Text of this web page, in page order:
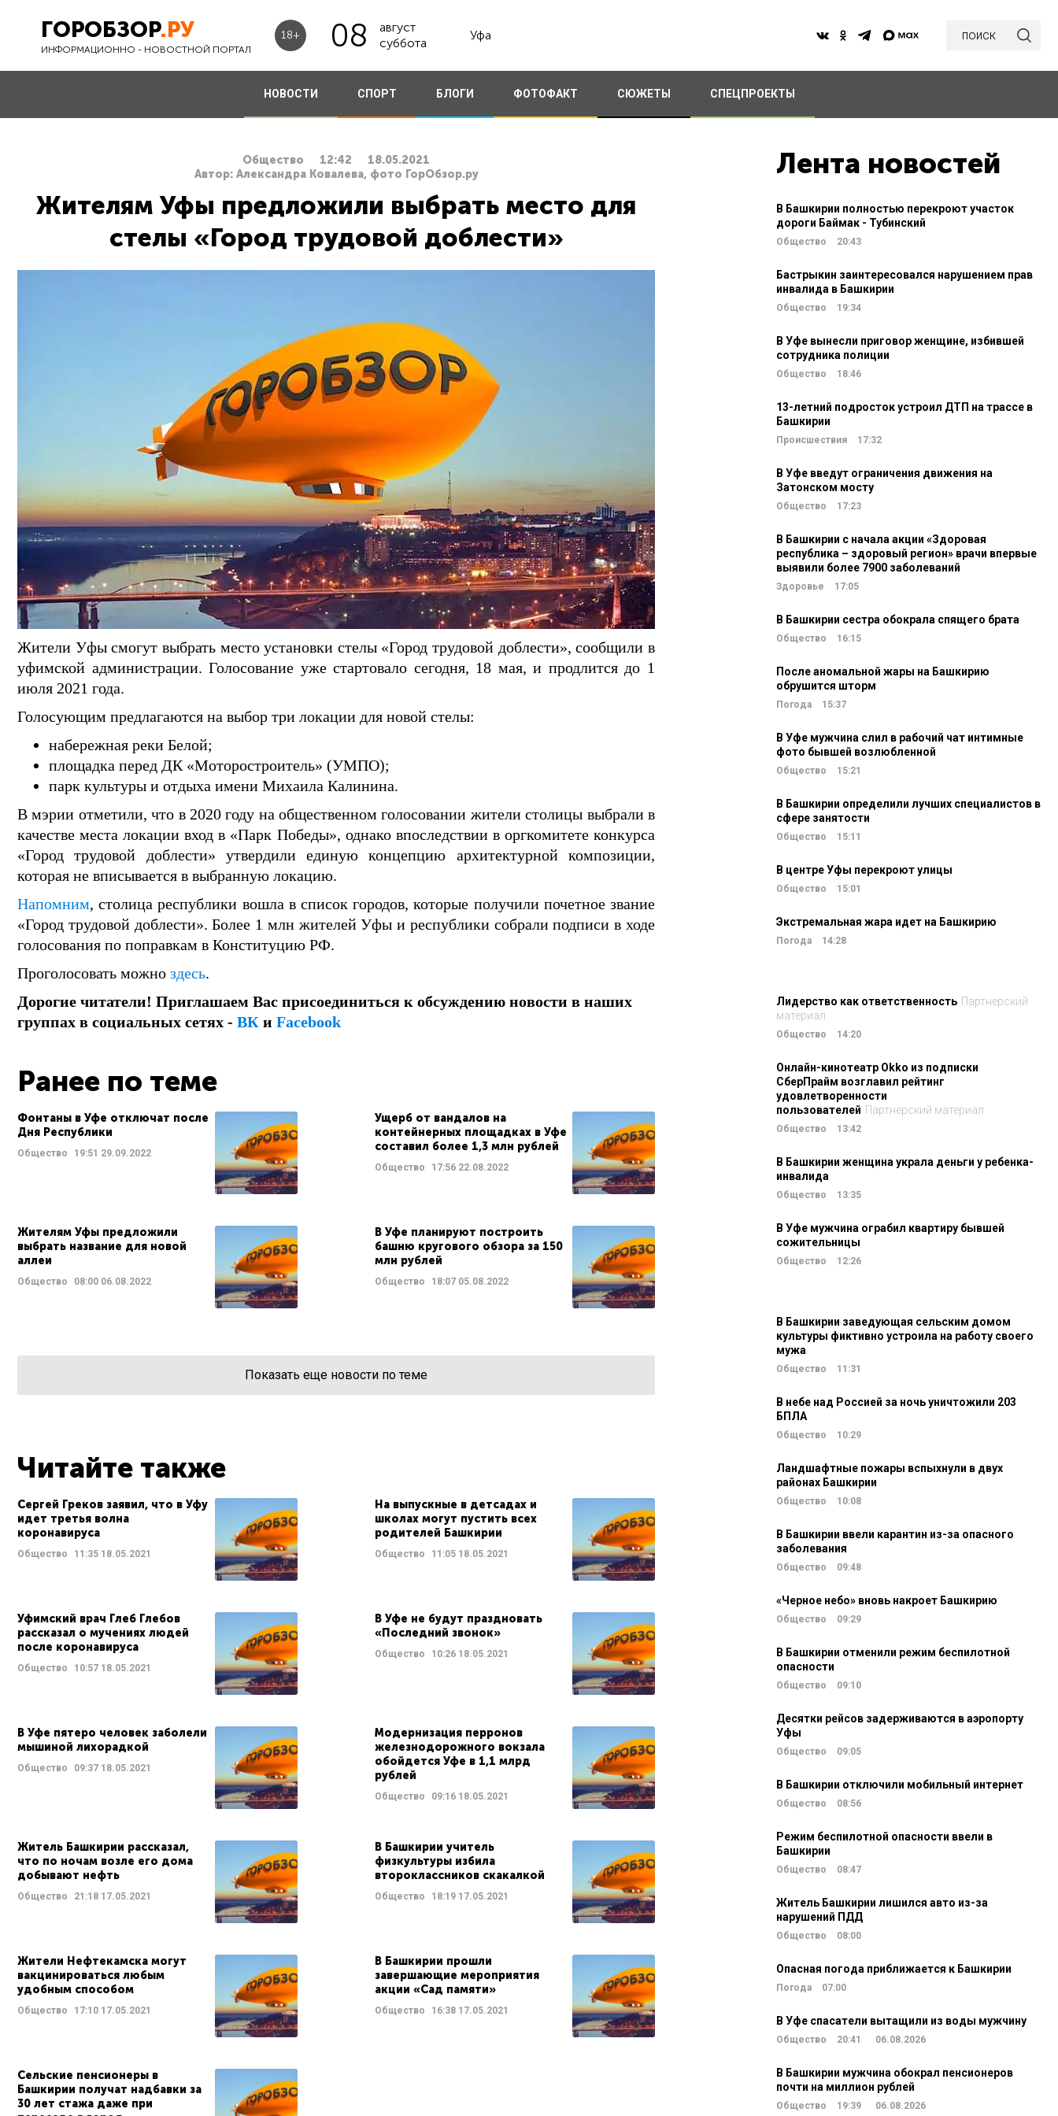
ГОРОБЗОР.РУ
ИНФОРМАЦИОННО - НОВОСТНОЙ ПОРТАЛ
18+ 08
август
суббота
Уфа поиск
НОВОСТИ СПОРТ БЛОГИ ФОТОФАКТ СЮЖЕТЫ СПЕЦПРОЕКТЫ
Общество 12:42
18.05.2021
Автор: Александра Ковалева, фото ГорОбзор.ру
Жителям Уфы предложили выбрать место для
стелы «Город трудовой доблести»
Жители Уфы смогут выбрать место установки стелы «Город трудовой доблести», сообщили в
уфимской администрации. Голосование уже стартовало сегодня, 18 мая, и продлится до 1
июля 2021 года.
Голосующим предлагаются на выбор три локации для новой стелы:
набережная реки Белой;
площадка перед ДК «Моторостроитель» (УМПО);
парк культуры и отдыха имени Михаила Калинина.
В мэрии отметили, что в 2020 году на общественном голосовании жители столицы выбрали в
качестве места локации вход в «Парк Победы», однако впоследствии в оргкомитете конкурса
«Город трудовой доблести» утвердили единую концепцию архитектурной композиции,
которая не вписывается в выбранную локацию.
Напомним, столица республики вошла в список городов, которые получили почетное звание
«Город трудовой доблести». Более 1 млн жителей Уфы и республики собрали подписи в ходе
голосования по поправкам в Конституцию РФ.
Проголосовать можно здесь.
Дорогие читатели! Приглашаем Вас присоединиться к обсуждению новости в наших
группах в социальных сетях - ВК и Facebook
Ранее по теме
Фонтаны в Уфе отключат после
Дня Республики
Общество 19:51 29.09.2022
Ущерб от вандалов на
контейнерных площадках в Уфе
составил более 1,3 млн рублей
Общество 17:5622.08.2022
Жителям Уфы предложили
выбрать название для новой
аллеи
Общество 08:00 06.08.2022
В Уфе планируют построить
башню кругового обзора за 150
млн рублей
Общество 18:0705.08.2022
Показать еще новости по теме
Читайте также
Сергей Греков заявил, что в Уфу
идет третья волна
коронавируса
Общество 11:35 18.05.2021
На выпускные в детсадах и
школах могут пустить всех
родителей Башкирии
Общество 11:0518.05.2021
Уфимский врач Глеб Глебов
рассказал о мучениях людей
после коронавируса
Общество 10:57 18.05.2021
В Уфе не будут праздновать
«Последний звонок»
Общество 10:2618.05.2021
В Уфе пятеро человек заболели
мышиной лихорадкой
Общество 09:37 18.05.2021
Модернизация перронов
железнодорожного вокзала
обойдется Уфе в 1,1 млрд
рублей
Общество 09:1618.05.2021
Житель Башкирии рассказал,
что по ночам возле его дома
добывают нефть
Общество 21:18 17.05.2021
В Башкирии учитель
физкультуры избила
второклассников скакалкой
Общество 18:1917.05.2021
Жители Нефтекамска могут
вакцинироваться любым
удобным способом
Общество 17:10 17.05.2021
В Башкирии прошли
завершающие мероприятия
акции «Сад памяти»
Общество 16:3817.05.2021
Сельские пенсионеры в
Башкирии получат надбавки за
30 лет стажа даже при
Лента новостей
В Башкирии полностью перекроют участок
дороги Баймак - Тубинский
Общество 20:43
Бастрыкин заинтересовался нарушением прав
инвалида в Башкирии
Общество 19:34
В Уфе вынесли приговор женщине, избившей
сотрудника полиции
Общество 18:46
13-летний подросток устроил ДТП на трассе в
Башкирии
Происшествия 17:32
В Уфе введут ограничения движения на
Затонском мосту
Общество 17:23
В Башкирии с начала акции «Здоровая
республика – здоровый регион» врачи впервые
выявили более 7900 заболеваний
Здоровье 17:05
В Башкирии сестра обокрала спящего брата
Общество 16:15
После аномальной жары на Башкирию
обрушится шторм
Погода 15:37
В Уфе мужчина слил в рабочий чат интимные
фото бывшей возлюбленной
Общество 15:21
В Башкирии определили лучших специалистов в
сфере занятости
Общество 15:11
В центре Уфы перекроют улицы
Общество 15:01
Экстремальная жара идет на Башкирию
Погода 14:28
Лидерство как ответственность Партнерский
материал
Общество 14:20
Онлайн-кинотеатр Okko из подписки
СберПрайм возглавил рейтинг
удовлетворенности
пользователей Партнерский материал
Общество 13:42
В Башкирии женщина украла деньги у ребенка-
инвалида
Общество 13:35
В Уфе мужчина ограбил квартиру бывшей
сожительницы
Общество 12:26
В Башкирии заведующая сельским домом
культуры фиктивно устроила на работу своего
мужа
Общество 11:31
В небе над Россией за ночь уничтожили 203
БПЛА
Общество 10:29
Ландшафтные пожары вспыхнули в двух
районах Башкирии
Общество 10:08
В Башкирии ввели карантин из-за опасного
заболевания
Общество 09:48
«Черное небо» вновь накроет Башкирию
Общество 09:29
В Башкирии отменили режим беспилотной
опасности
Общество 09:10
Десятки рейсов задерживаются в аэропорту
Уфы
Общество 09:05
В Башкирии отключили мобильный интернет
Общество 08:56
Режим беспилотной опасности ввели в
Башкирии
Общество 08:47
Житель Башкирии лишился авто из-за
нарушений ПДД
Общество 08:00
Опасная погода приближается к Башкирии
Погода 07:00
В Уфе спасатели вытащили из воды мужчину
Общество 20:41 06.08.2026
В Башкирии мужчина обокрал пенсионеров
почти на миллион рублей
Общество 19:39 06.08.2026